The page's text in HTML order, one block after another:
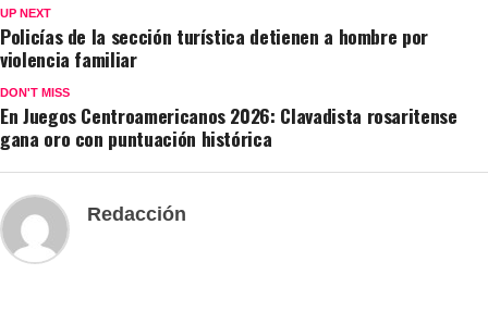
UP NEXT
Policías de la sección turística detienen a hombre por
violencia familiar
DON'T MISS
En Juegos Centroamericanos 2026: Clavadista rosaritense
gana oro con puntuación histórica
Redacción